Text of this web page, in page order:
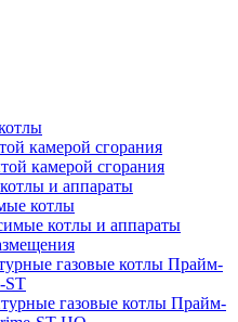
камерой сгорания
камерой сгорания
и аппараты
котлы
котлы и аппараты
газовые котлы Прайм-
ST
газовые котлы Прайм-